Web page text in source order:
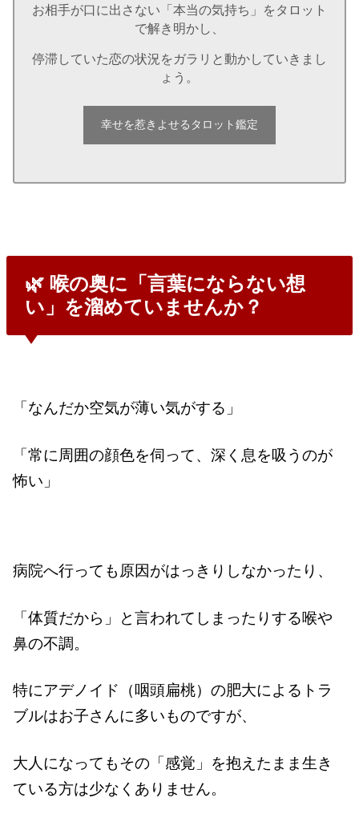
お相手が口に出さない「本当の気持ち」をタロット
で解き明かし、
停滞していた恋の状況をガラリと動かしていきまし
ょう。
幸せを惹きよせるタロット鑑定
🌿 喉の奥に「言葉にならない想
い」を溜めていませんか？
「なんだか空気が薄い気がする」
「常に周囲の顔色を伺って、深く息を吸うのが
怖い」
病院へ行っても原因がはっきりしなかったり、
「体質だから」と言われてしまったりする喉や
鼻の不調。
特にアデノイド（咽頭扁桃）の肥大によるトラ
ブルはお子さんに多いものですが、
大人になってもその「感覚」を抱えたまま生き
ている方は少なくありません。